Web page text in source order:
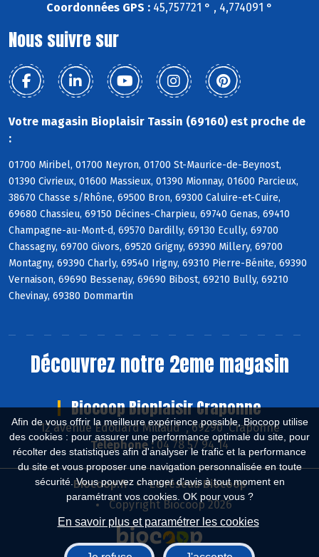
Afin de vous offrir la meilleure expérience possible, Biocoop utilise
des cookies : pour assurer une performance optimale du site, pour
récolter des statistiques afin d'analyser le trafic et la performance
du site et vous proposer une navigation personnalisée en toute
sécurité. Vous pouvez changer d'avis à tout moment en
paramétrant vos cookies. OK pour vous ?
En savoir plus et paramétrer les cookies
Coordonnées GPS : 45,757721 ° , 4,774091 °
Nous suivre sur
Votre magasin Bioplaisir Tassin (69160) est proche de
:
01700 Miribel, 01700 Neyron, 01700 St-Maurice-de-Beynost,
01390 Civrieux, 01600 Massieux, 01390 Mionnay, 01600 Parcieux,
38670 Chasse s/Rhône, 69500 Bron, 69300 Caluire-et-Cuire,
69680 Chassieu, 69150 Décines-Charpieu, 69740 Genas, 69410
Champagne-au-Mont-d, 69570 Dardilly, 69130 Ecully, 69700
Chassagny, 69700 Givors, 69520 Grigny, 69390 Millery, 69700
Montagny, 69390 Charly, 69540 Irigny, 69310 Pierre-Bénite, 69390
Vernaison, 69690 Bessenay, 69690 Bibost, 69210 Bully, 69210
Chevinay, 69380 Dommartin
Découvrez notre 2eme magasin
Biocoop Bioplaisir Craponne
12 avenue Edouard Millaud , 69290 Craponne
Téléphone :04 78 57 94 14
Biocoop.fr
Le réseau Biocoop
Copyright Biocoop 2026